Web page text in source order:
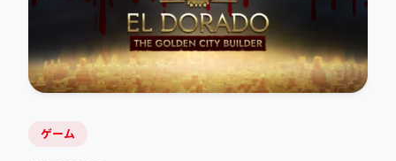
ゲーム